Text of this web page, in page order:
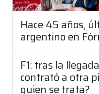
Hace 45 años,
argentino en
F1: tras la
contrató a otra
quien se trata?